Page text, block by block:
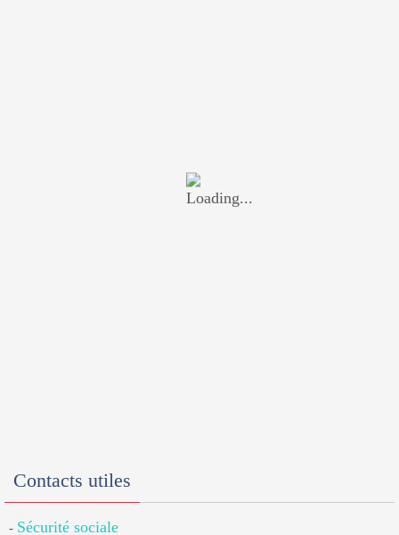
Contacts utiles
- Sécurité sociale